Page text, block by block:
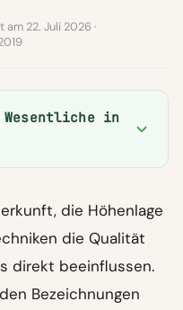
am 22. Juli 2026 ·
Wesentliche in
die Höhenlage
die Qualität
direkt beeinflussen.
Bezeichnungen